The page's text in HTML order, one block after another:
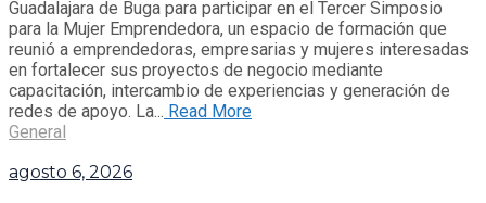
Buga permanece en alerta roja por riesgo de
incendios forestales, según el IDEAM
Guadalajara de Buga fue incluida por el Instituto de
Hidrología, Meteorología y Estudios Ambientales
(IDEAM) entre los municipios del Valle del Cauca que
permanecen en alerta roja por riesgo de incendios de
Guadalajara de Buga para participar en el Tercer Simposio
para la Mujer Emprendedora, un espacio de formación que
reunió a emprendedoras, empresarias y mujeres interesadas
en fortalecer sus proyectos de negocio mediante
capacitación, intercambio de experiencias y generación de
redes de apoyo. La... Read More
General
agosto 6, 2026